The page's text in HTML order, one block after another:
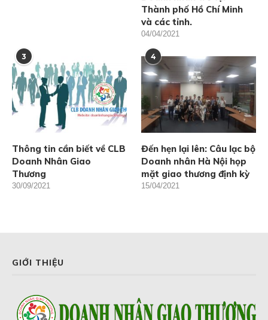
Thành phố Hồ Chí Minh
và các tỉnh.
04/04/2021
3
Thông tin cần biết về CLB
Doanh Nhân Giao
Thương
30/09/2021
4
Đến hẹn lại lên: Câu lạc bộ
Doanh nhân Hà Nội họp
mặt giao thương định kỳ
15/04/2021
GIỚI THIỆU